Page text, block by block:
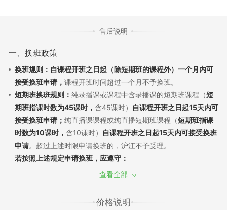
售后说明
一、换班政策
换班规则：自课程开班之日起（除短期班的课程外）一个月内可
接受换班申请， 课程开班时间超过一个月不予换班。
短期班换班规则： 纯录播课或课程中含录播课的短期班课程（短
期班指课时数为45课时， 含45课时）
自课程开班之日起15天内可
接受换班申请； 纯直播课课程或纯直播短期班课程（短期班指课
时数为10课时， 含10课时）
自课程开班之日起15天内可接受换班
申请。超过上述时限申请换班的，沪江不予受理。
若按照上述规定申请换班，应遵守：
（1）换班需经过学员申请和沪江审批，换班差价需遵循现行售后
查看全部
价格说明